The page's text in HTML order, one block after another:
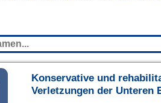
Konservative und
Verletzungen der Unteren